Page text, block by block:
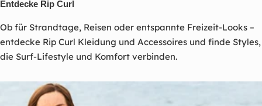
Entdecke Rip Curl
Ob für Strandtage, Reisen oder entspannte Freizeit-Looks –
entdecke Rip Curl Kleidung und Accessoires und finde Styles,
die Surf-Lifestyle und Komfort verbinden.